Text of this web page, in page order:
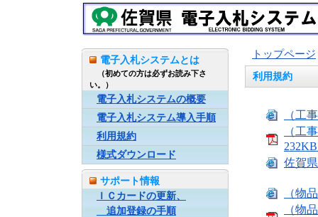
電子入札システムとは
（初めての方は必ずお読み下さ
い。）
電子入札システムの概要
電子入札システム導入手順
利用規約
様式ダウンロード
サポート情報
ＩＣカードの更新、
追加登録の手順
トップページ
利用規約
（工
（工
佐賀
（物
（物